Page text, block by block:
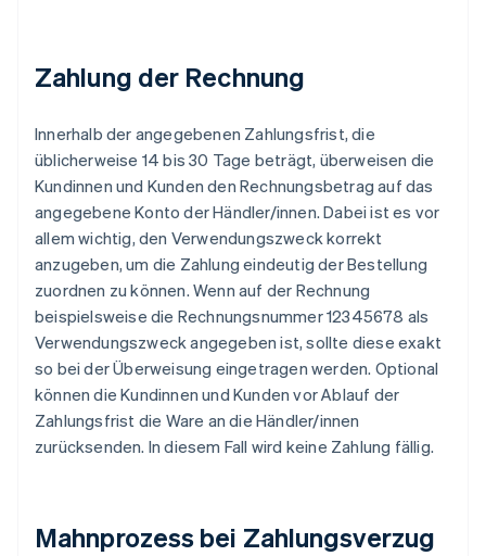
Zahlung der Rechnung
Innerhalb der angegebenen Zahlungsfrist, die
üblicherweise 14 bis 30 Tage beträgt, überweisen die
Kundinnen und Kunden den Rechnungsbetrag auf das
angegebene Konto der Händler/innen. Dabei ist es vor
allem wichtig, den Verwendungszweck korrekt
anzugeben, um die Zahlung eindeutig der Bestellung
zuordnen zu können. Wenn auf der Rechnung
beispielsweise die Rechnungsnummer 12345678 als
Verwendungszweck angegeben ist, sollte diese exakt
so bei der Überweisung eingetragen werden. Optional
können die Kundinnen und Kunden vor Ablauf der
Zahlungsfrist die Ware an die Händler/innen
zurücksenden. In diesem Fall wird keine Zahlung fällig.
Mahnprozess bei Zahlungsverzug